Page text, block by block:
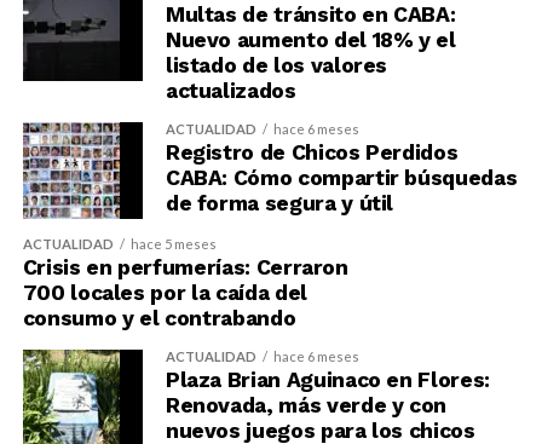
Multas de tránsito en CABA:
Nuevo aumento del 18% y el
listado de los valores
actualizados
ACTUALIDAD hace 6 meses
Registro de Chicos Perdidos
CABA: Cómo compartir búsquedas
de forma segura y útil
ACTUALIDAD hace 5 meses
Crisis en perfumerías: Cerraron
700 locales por la caída del
consumo y el contrabando
ACTUALIDAD hace 6 meses
Plaza Brian Aguinaco en Flores:
Renovada, más verde y con
nuevos juegos para los chicos